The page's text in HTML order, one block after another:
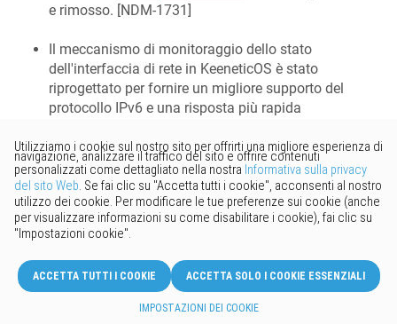
e rimosso. [NDM-1731]
Il meccanismo di monitoraggio dello stato
dell'interfaccia di rete in KeeneticOS è stato
riprogettato per fornire un migliore supporto del
protocollo IPv6 e una risposta più rapida
La nuova opzione di assegnazione dell'indirizzo
WAN IPv6 è stata implementata secondo lo
standardRFC6204 (WAA-8). [NDM-2549]
web di servizio da 160 a . [NDM-2519]
Implementata la copia delle rotte statiche verso